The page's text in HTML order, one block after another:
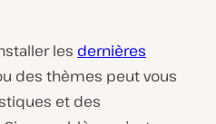
les dernières
des thèmes peut vous
et des